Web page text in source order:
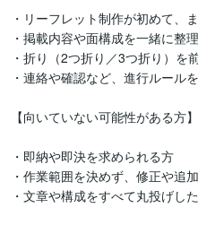
・リーフレット制作が初めて、
・掲載内容や面構成を一緒に整
・折り（2つ折り／3つ折り）を
・連絡や確認など、進行ルール
【向いていない可能性がある方】
・即納や即決を求められる方
・作業範囲を決めず、修正や追
・文章や構成をすべて丸投げし